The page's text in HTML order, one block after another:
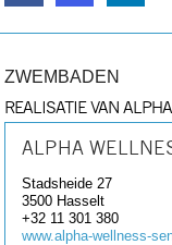
ZWEMBADEN
REALISATIE VAN
ALPHA
Stadsheide 27
3500 Hasselt
+32 11 301 380
www.alpha-wellness-